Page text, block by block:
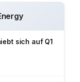
sich auf Q1